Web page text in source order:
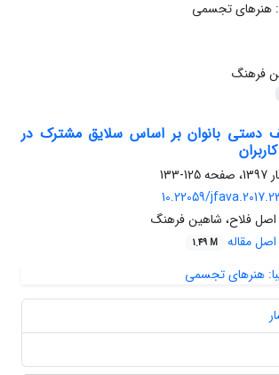
فرهنگ
دستی بانوان بر اساس سلایق مشترک در
125-133
10.22059/
فلاح، شاهین فرهنگ
اصل مقاله 1.49 M